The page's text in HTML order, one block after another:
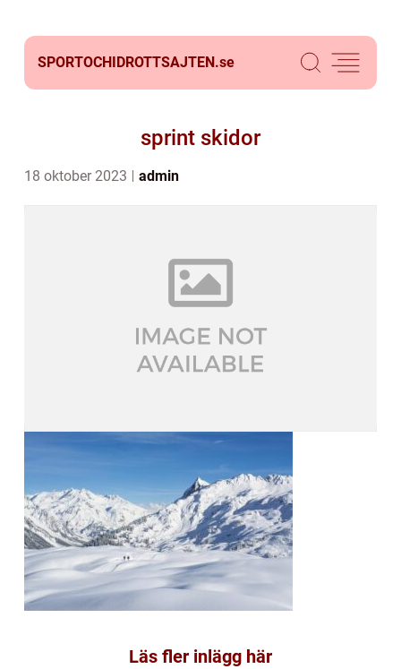
SPORTOCHIDROTTSAJTEN.se
sprint skidor
18 oktober 2023 admin
Läs fler inlägg här